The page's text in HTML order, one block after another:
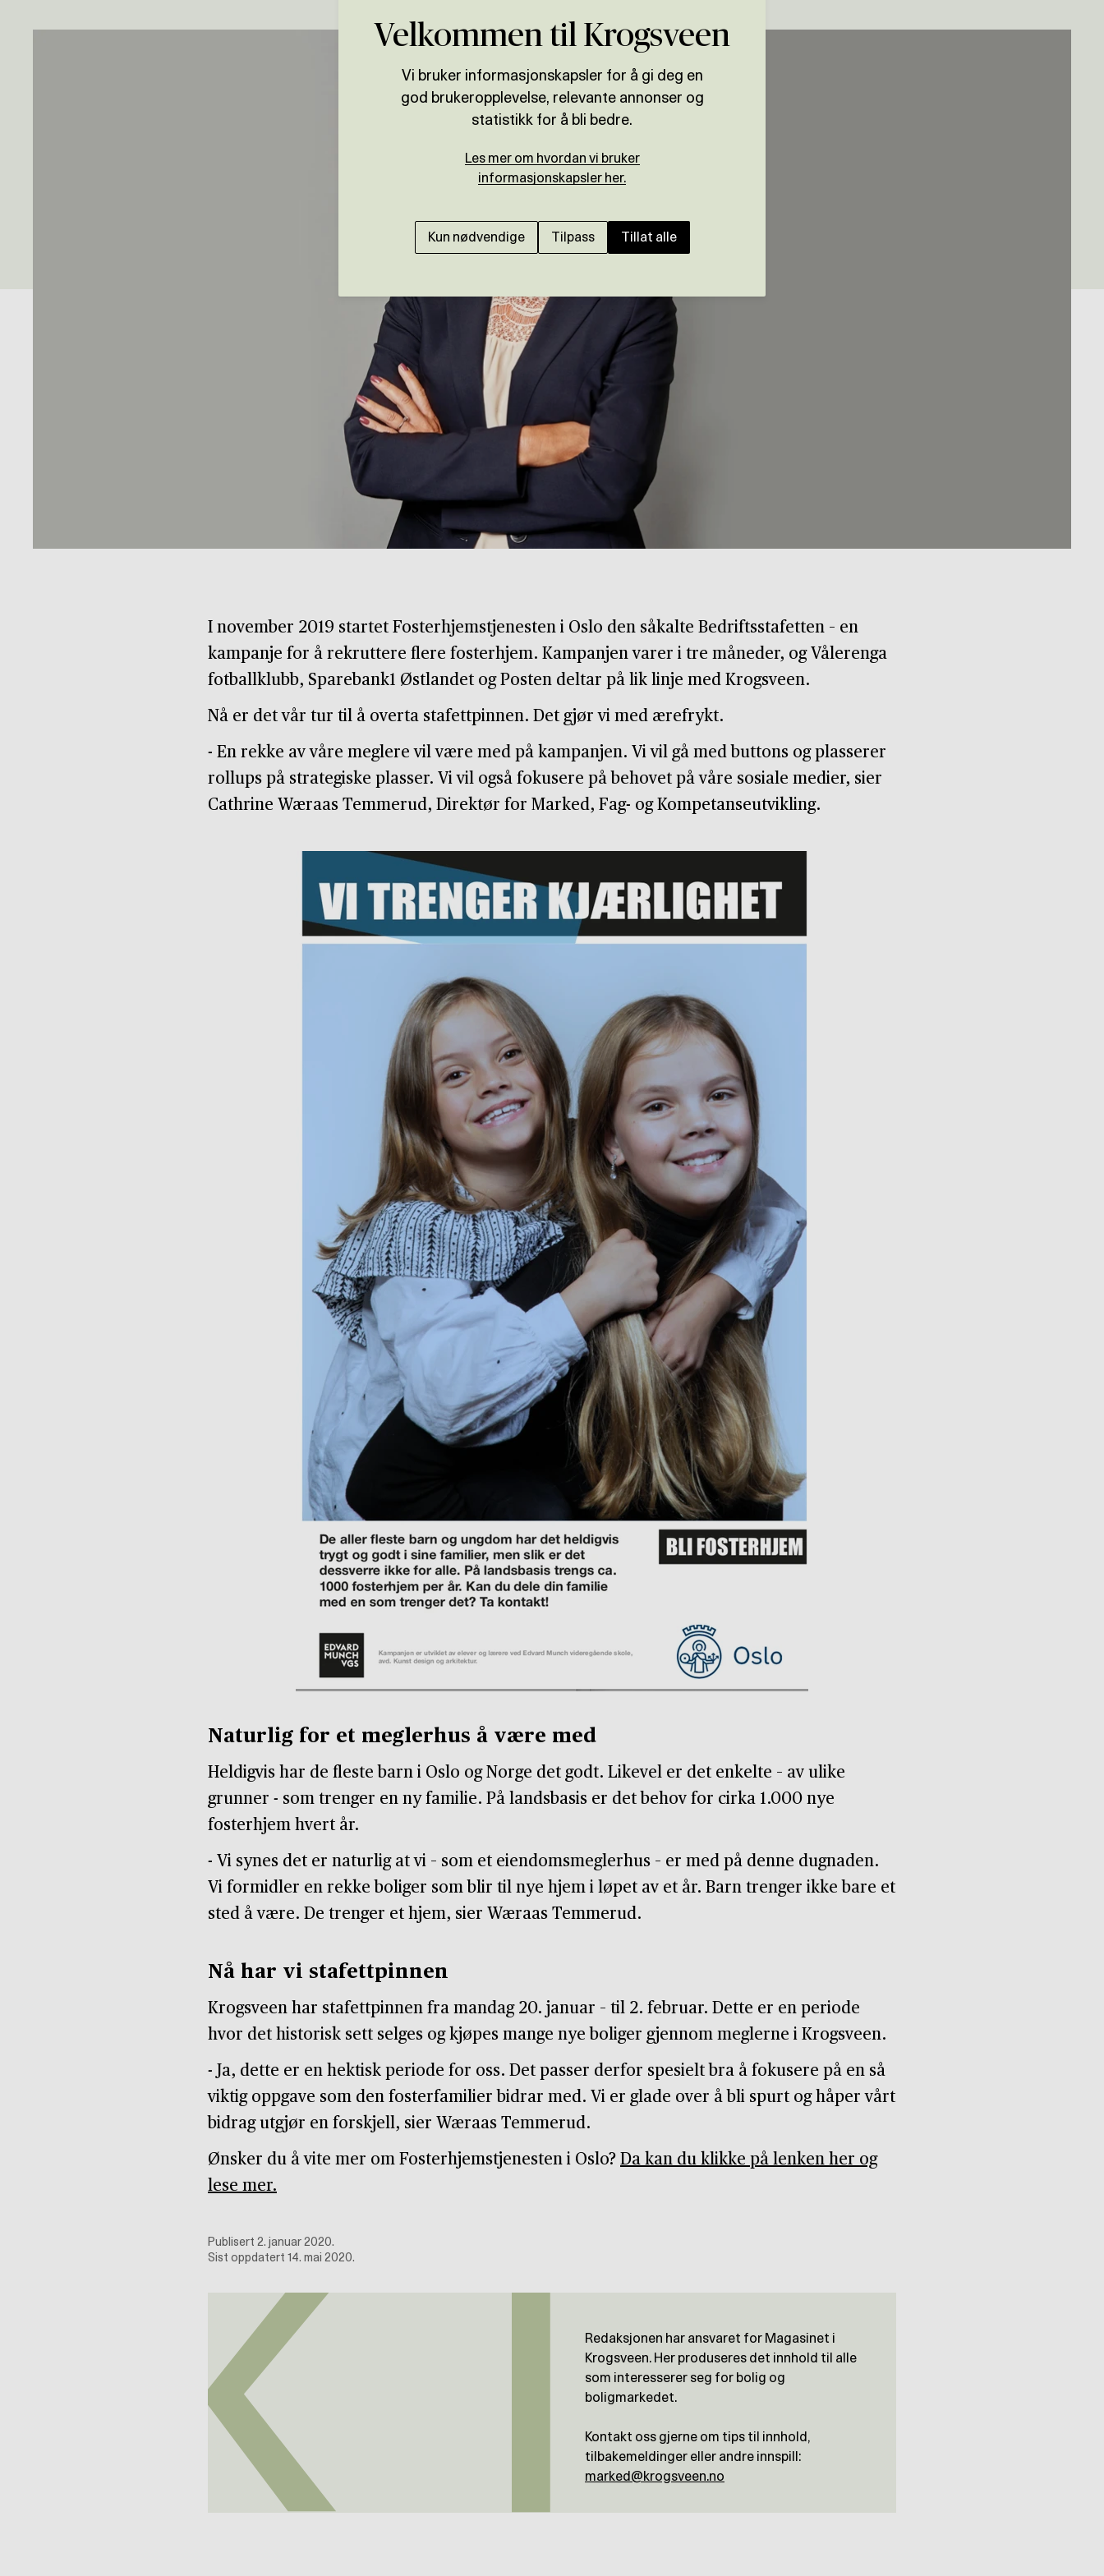
I november 2019 startet Fosterhjemstjenesten i Oslo den såkalte Bedriftsstafetten – en
kampanje for å rekruttere flere fosterhjem. Kampanjen varer i tre måneder, og Vålerenga
fotballklubb, Sparebank1 Østlandet og Posten deltar på lik linje med Krogsveen.
Nå er det vår tur til å overta stafettpinnen. Det gjør vi med ærefrykt.
- En rekke av våre meglere vil være med på kampanjen. Vi vil gå med buttons og plasserer
rollups på strategiske plasser. Vi vil også fokusere på behovet på våre sosiale medier, sier
Cathrine Wæraas Temmerud, Direktør for Marked, Fag- og Kompetanseutvikling.
Naturlig for et meglerhus å være med
Heldigvis har de fleste barn i Oslo og Norge det godt. Likevel er det enkelte – av ulike
grunner - som trenger en ny familie. På landsbasis er det behov for cirka 1.000 nye
fosterhjem hvert år.
- Vi synes det er naturlig at vi – som et eiendomsmeglerhus – er med på denne dugnaden.
Vi formidler en rekke boliger som blir til nye hjem i løpet av et år. Barn trenger ikke bare et
sted å være. De trenger et hjem, sier Wæraas Temmerud.
Nå har vi stafettpinnen
Krogsveen har stafettpinnen fra mandag 20. januar – til 2. februar. Dette er en periode
hvor det historisk sett selges og kjøpes mange nye boliger gjennom meglerne i Krogsveen.
- Ja, dette er en hektisk periode for oss. Det passer derfor spesielt bra å fokusere på en så
viktig oppgave som den fosterfamilier bidrar med. Vi er glade over å bli spurt og håper vårt
bidrag utgjør en forskjell, sier Wæraas Temmerud.
Ønsker du å vite mer om Fosterhjemstjenesten i Oslo? Da kan du klikke på lenken her og
lese mer.
Publisert 2. januar 2020.
Sist oppdatert 14. mai 2020.
Redaksjonen har ansvaret for Magasinet i
Krogsveen. Her produseres det innhold til alle
som interesserer seg for bolig og
boligmarkedet.
Kontakt oss gjerne om tips til innhold,
tilbakemeldinger eller andre innspill:
marked@krogsveen.no
Velkommen til Krogsveen
Vi bruker informasjonskapsler for å gi deg en
god brukeropplevelse, relevante annonser og
statistikk for å bli bedre.
Les mer om hvordan vi bruker
informasjonskapsler her.
Kun nødvendige Tilpass Tillat alle